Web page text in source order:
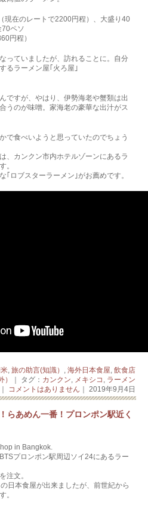
現在のレートで2200円程）、大盛り40
ペソ
円程）
っていましたが、訪れることに。自分
るラーメン屋｢火ろ屋｣
ですが、やはり、伊勢海老や蟹類は出
うのが味噌。家海老の豪華な出汁がス
で食べいようと思っていたのでちょう
、カンクン市内ホテルゾーンにあるラ
。
｢ロブスターラーメン｣がお薦めです。
, 旅の助言(知識） , 海外日本食屋, 飲食店
）
｜ タグ： カンクン, メキシコ , ラーメン
コメントはありません ｜ 2019年9月4日
らあめん一番！プロンポン駅近く
in Bangkok.
プロンポン駅周辺ソイ24にあるラー
注文。
日本食屋が出来ましたが、前世紀から
。